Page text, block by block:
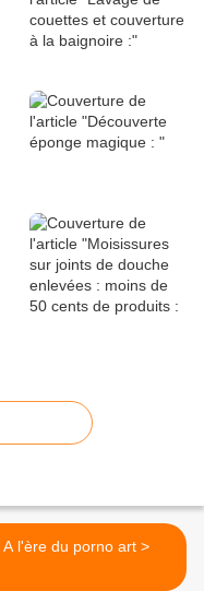
A l'ère du porno art >